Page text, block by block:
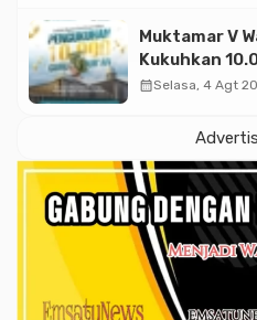
Muktamar V
Kukuhkan
Masjid Istiqlal
calendar_monthSelasa, 4 Agt